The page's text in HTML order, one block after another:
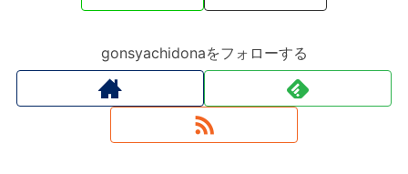
gonsyachidonaをフォローする